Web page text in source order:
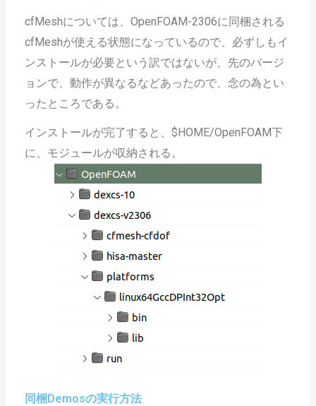
cfMeshについては、OpenFOAM-2306に同梱される
cfMeshが使える状態になっているので、必ずしもイ
ンストールが必要という訳ではないが、先のバージ
ョンで、動作が異なるなどあったので、念の為とい
ったところである。
インストールが完了すると、$HOME/OpenFOAM下
に、モジュールが収納される。
同梱Demosの実行方法